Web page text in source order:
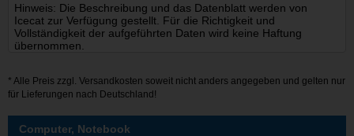
Hinweis: Die Beschreibung und das Datenblatt werden von
Icecat zur Verfügung gestellt. Für die Richtigkeit und
Vollständigkeit der aufgeführten Daten wird keine Haftung
übernommen.
* Alle Preis zzgl. Versandkosten soweit nicht anders angegeben und gelten nur
für Lieferungen nach Deutschland!
Computer, Notebook